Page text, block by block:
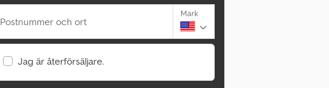
Postnummer och ort
Mark
Jag är återförsäljare.